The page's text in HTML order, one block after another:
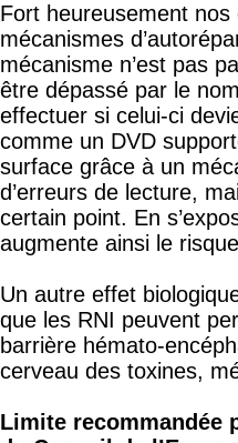
Fort heureusement
mécanismes
mécanisme n’est pas
être dépassé par le
effectuer si celui-ci
comme un DVD
surface grâce à un
d’erreurs de lecture,
certain point. En
augmente ainsi le
Un autre effet
que les RNI peuvent
barrière hémato-
cerveau des toxines,
Limite recommandée